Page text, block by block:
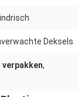
Deksels
,